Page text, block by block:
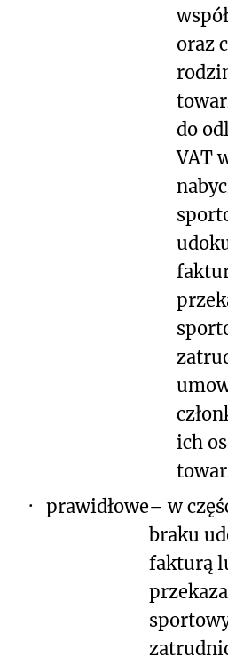
oraz
do
VAT
ich
· prawidłowe– w
braku
fakturą